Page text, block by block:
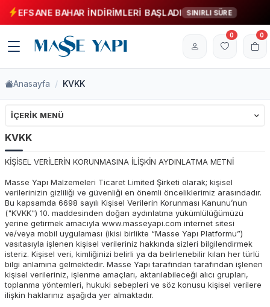
EFSANE BAHAR İNDİRİMLERİ BAŞLADI SINIRLI SÜRE
0 0
Anasayfa KVKK
İÇERIK MENÜ
KVKK
KİŞİSEL VERİLERİN KORUNMASINA İLİŞKİN AYDINLATMA METNİ
Masse Yapı Malzemeleri Ticaret Limited Şirketi olarak; kişisel
verilerinizin gizliliği ve güvenliği en önemli önceliklerimiz arasındadır.
Bu kapsamda 6698 sayılı Kişisel Verilerin Korunması Kanunu’nun
("KVKK") 10. maddesinden doğan aydınlatma yükümlülüğümüzü
yerine getirmek amacıyla www.masseyapi.com internet sitesi
ve/veya mobil uygulaması (ikisi birlikte “Masse Yapı Platformu”)
vasıtasıyla işlenen kişisel verileriniz hakkında sizleri bilgilendirmek
isteriz. Kişisel veri, kimliğinizi belirli ya da belirlenebilir kılan her türlü
bilgi anlamına gelmektedir. Masse Yapı tarafından tarafından işlenen
kişisel verileriniz, işlenme amaçları, aktarılabileceği alıcı grupları,
toplanma yöntemleri, hukuki sebepleri ve söz konusu kişisel verilere
ilişkin haklarınız aşağıda yer almaktadır.